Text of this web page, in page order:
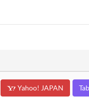
Yahoo! JAPAN